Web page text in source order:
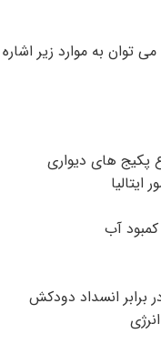
توان به موارد زیر اشاره
پکیج های دیواری
آب
انسداد دودکش